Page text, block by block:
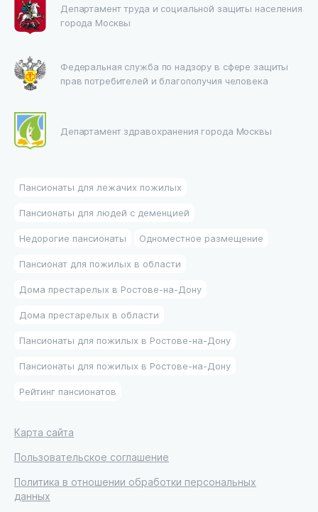
Департамент труда и социальной защиты населения
города Москвы
Федеральная служба по надзору в сфере защиты
прав потребителей и благополучия человека
Департамент здравохранения города Москвы
Пансионаты для лежачих пожилых
Пансионаты для людей с деменцией
Недорогие пансионаты Одноместное размещение
Пансионат для пожилых в области
Дома престарелых в Ростове-на-Дону
Дома престарелых в области
Пансионаты для пожилых в Ростове-на-Дону
Пансионаты для пожилых в Ростове-на-Дону
Рейтинг пансионатов
Карта сайта
Пользовательское соглашение
Политика в отношении обработки персональных
данных